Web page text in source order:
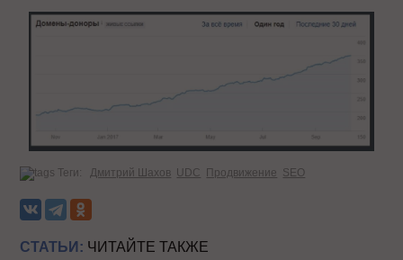
Теги: Дмитрий Шахов UDC Продвижение SEO
СТАТЬИ: ЧИТАЙТЕ ТАКЖЕ